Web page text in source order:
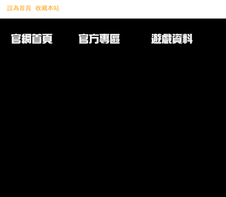
設為首頁 收藏本站